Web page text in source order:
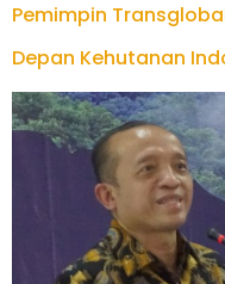
Pemimpin
Depan Kehutanan